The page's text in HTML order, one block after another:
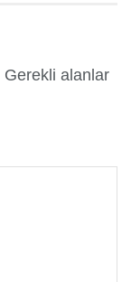
Gerekli alanlar